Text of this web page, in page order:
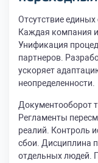
Отсутствие единых
Каждая компания
Унификация
партнеров.
ускоряет
неопределенности.
Документооборот
Регламенты
реалий. Контроль
сбои. Дисциплина
отдельных людей.